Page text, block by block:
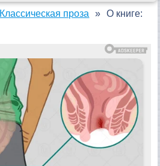
Классическая проза
О книге: